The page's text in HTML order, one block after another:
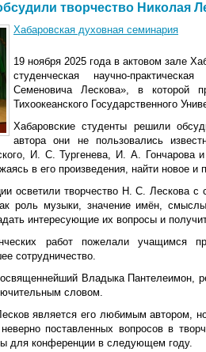
творчество Николая
Хабаровская духовная семинария
19 ноября 2025 года в актовом зале
студенческая научно-
Семеновича Лескова», в которой
Тихоокеанского Государственного
Хабаровские студенты решили
автора они не пользовались
И. С. Тургенева, И. А. Гончарова
в его произведения, найти новое и
осветили творчество Н. С. Лескова
роль музыки, значение имён,
интересующие их вопросы и
работ пожелали
сотрудничество.
Владыка Пантелеимон,
словом.
является его любимым автором,
поставленных вопросов в
для конференции в следующем году.